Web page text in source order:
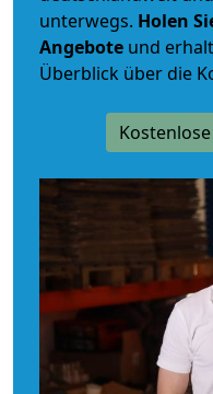
unterwegs. Holen
Angebote und
Überblick über die